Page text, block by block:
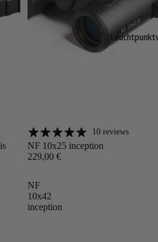
Angebot 10 reviews
NF 10x25 inception
229,00 €
NF
10x42
inception